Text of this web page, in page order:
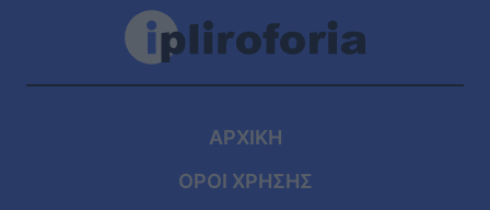
ΑΡΧΙΚΗ
ΟΡΟΙ ΧΡΗΣΗΣ